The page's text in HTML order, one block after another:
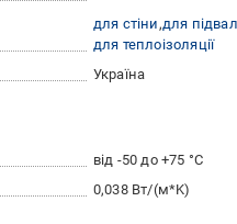
для стіни для
для теплоізоляції
Україна
від -50 до +75 °С
0,038 Вт/(м*K)